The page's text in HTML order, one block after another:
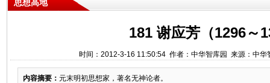
思想高地
181 谢应芳（1296～
时间：2012-3-16 11:50:54 作者：中华智库园 来源：中华
内容摘要： 元末明初思想家，著名无神论者。